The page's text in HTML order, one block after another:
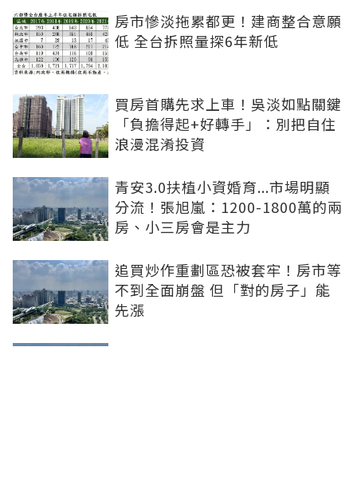
房市慘淡拖累都更！建商整合意願
低 全台拆照量探6年新低
買房首購先求上車！吳淡如點關鍵
「負擔得起+好轉手」：別把自住
浪漫混淆投資
青安3.0扶植小資婚育...市場明顯
分流！張旭嵐：1200-1800萬的兩
房、小三房會是主力
追買炒作重劃區恐被套牢！房市等
不到全面崩盤 但「對的房子」能
先漲